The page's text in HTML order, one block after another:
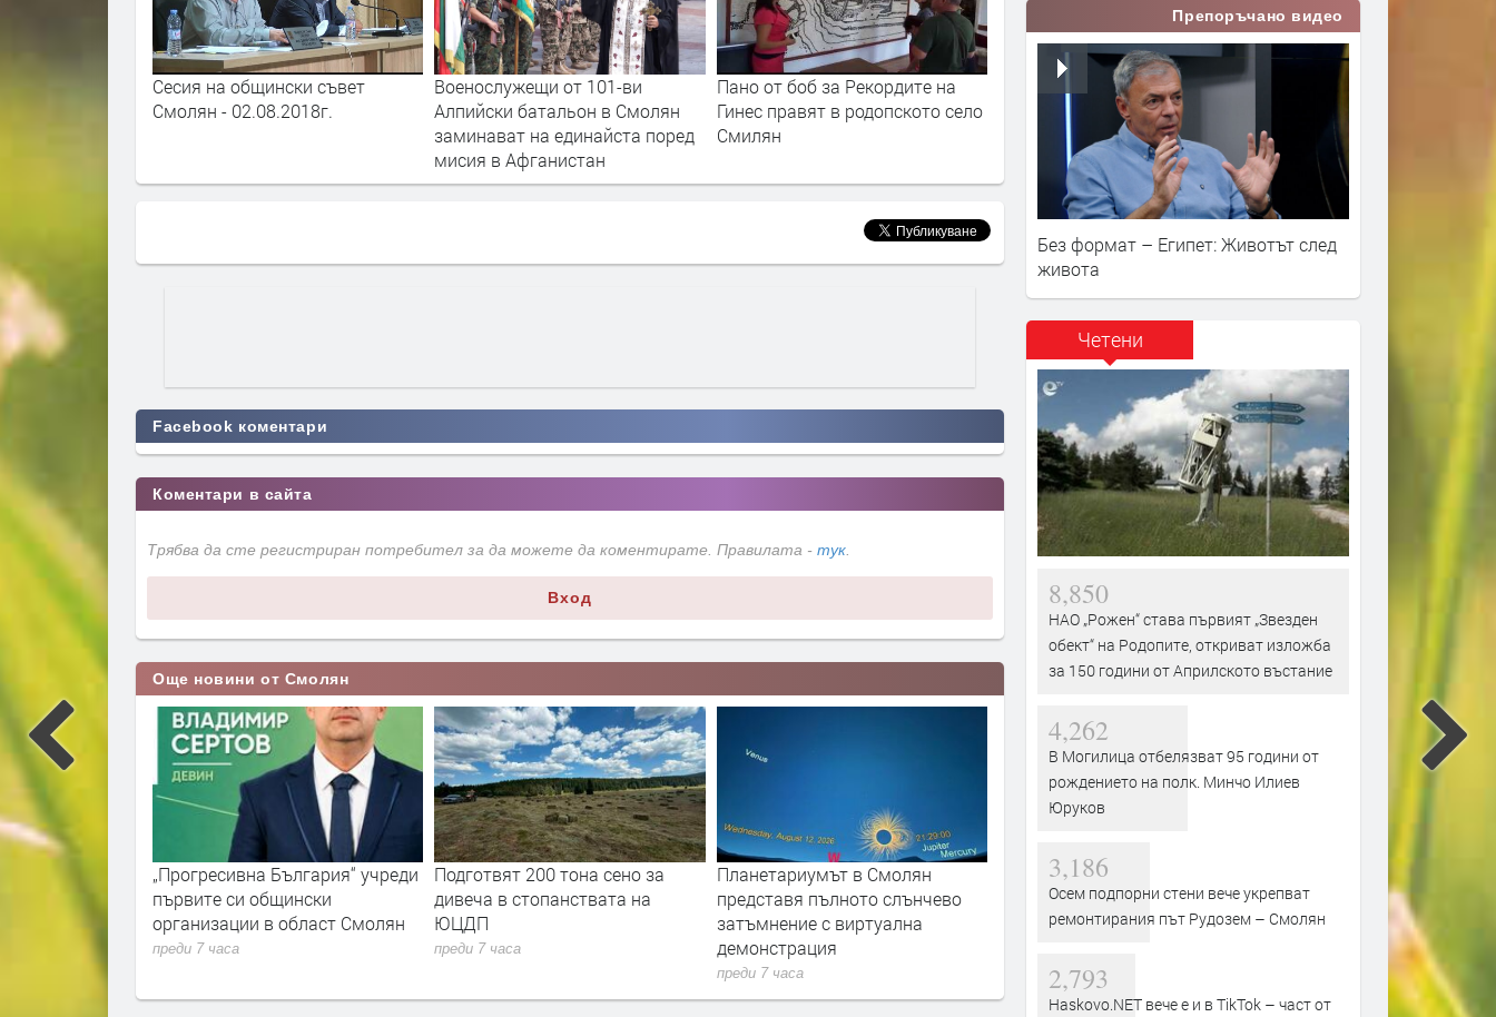
Сесия на общински съвет
Смолян - 02.08.2018г.
Военослужещи от 101-ви
Алпийски батальон в Смолян
заминават на единайста поред
мисия в Афганистан
Пано от боб за Рекордите на
Гинес правят в родопското село
Смилян
Сесия на общински съвет
Смолян - 02.08.2018г.
заминават на единайста
мисия в Афганистан
Facebook коментари
Коментари в сайта
Трябва да сте регистриран потребител за да можете да коментирате. Правилата - тук
Вход
Още новини от Смолян
Смолян
Подготвят 200 тона сено за
дивеча в стопанствата на
ЮЦДП
преди 7 часа
Планетариумът в Смолян
представя пълното слънчево
затъмнение с виртуална
демонстрация
Община Баните събира стари
снимки в инициативата
„Спомен от община Баните“
преди 8 часа
Стотици се стекоха за
откриването на Празника на
Девин, веселието продължава
обявен за защитено
преди 8 часа
Препоръчано видео
Без формат – Египет: Животът след
живота
Четени
8,850
НАО „Рожен“ става първият „Звезден
обект“ на Родопите, откриват изложба
за 150 години от Априлското въстание
4,262
В Могилица отбелязват 95 години от
рождението на полк. Минчо Илиев
Юруков
3,186
Осем подпорни стени вече укрепват
ремонтирания път Рудозем – Смолян
2,793
Haskovo.NET вече е и в TikTok – част от